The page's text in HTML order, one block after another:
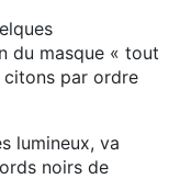
du masque « tout
par ordre
lumineux, va
noirs de